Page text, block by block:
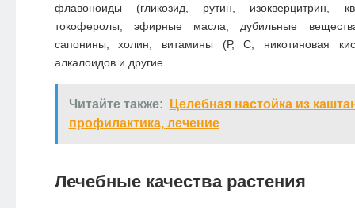
флавоноиды (гликозид, рутин, изокверцитрин,
токоферолы, эфирные масла, дубильные
сапонины, холин, витамины (Р, С, никотиновая
алкалоидов и другие.
Читайте также:
Целебная настойка из
профилактика, лечение
Лечебные качества растения